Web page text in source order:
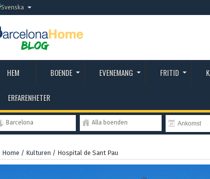
Svenska
HEM BOENDE EVENEMANG FRITID
ERFARENHETER
Barcelona Alla boenden
Home / Kulturen / Hospital de Sant Pau